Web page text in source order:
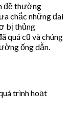
đề thường
chắc những đai
bị thủng
quá cũ và chúng
ống dẫn.
trình hoạt